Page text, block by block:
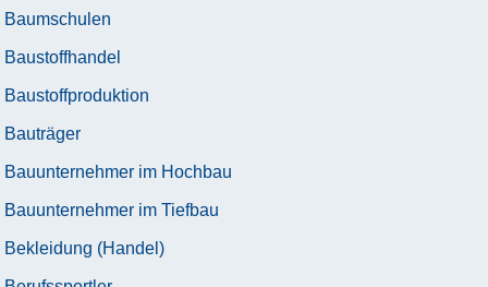
Baumschulen
Baustoffhandel
Baustoffproduktion
Bauträger
Bauunternehmer im Hochbau
Bauunternehmer im Tiefbau
Bekleidung (Handel)